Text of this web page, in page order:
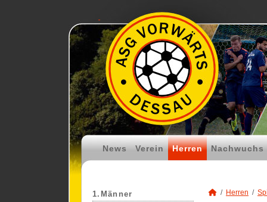
News Verein Herren Nachwuchs
1.Männer Herren